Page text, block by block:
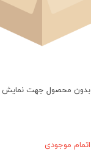
بدون محصول جهت نمایش
اتمام موجودی